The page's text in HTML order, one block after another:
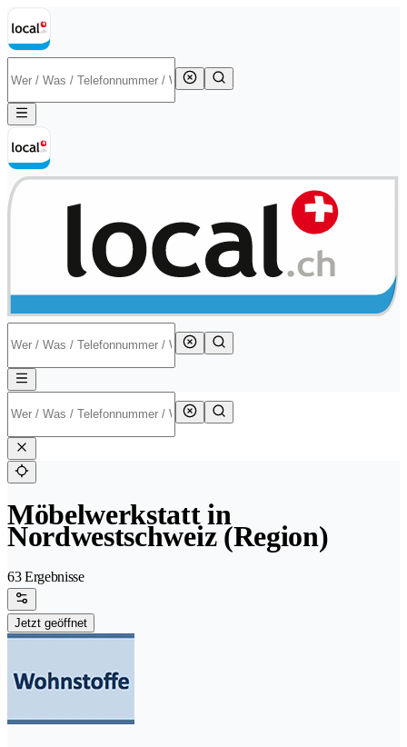
Möbelwerkstatt in
Nordwestschweiz (Region)
63 Ergebnisse
Jetzt geöffnet